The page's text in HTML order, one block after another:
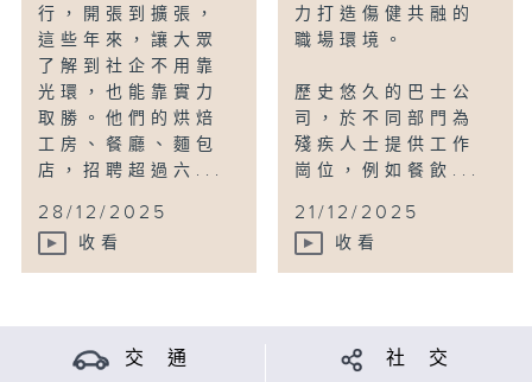
行，開張到擴張，
這些年來，讓大眾
了解到社企不用靠
光環，也能靠實力
取勝。他們的烘焙
工房、餐廳、麵包
店，招聘超過六...
28/12/2025
收看
力打造傷健共融的
職場環境。
歷史悠久的巴士公
司，於不同部門為
殘疾人士提供工作
崗位，例如餐飲...
21/12/2025
收看
交 通 社 交